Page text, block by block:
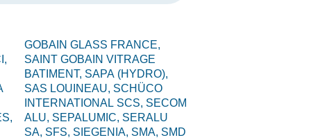
GOBAIN GLASS FRANCE,
SAINT GOBAIN VITRAGE
BATIMENT, SAPA (HYDRO),
SAS LOUINEAU, SCHÜCO
INTERNATIONAL SCS, SECOM
ALU, SEPALUMIC, SERALU
SA, SFS, SIEGENIA, SMA, SMD